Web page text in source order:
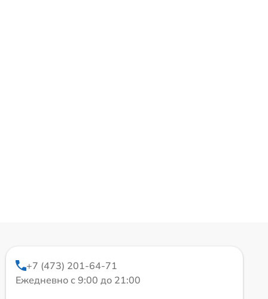
+7 (473) 201-64-71
Ежедневно с 9:00 до 21:00